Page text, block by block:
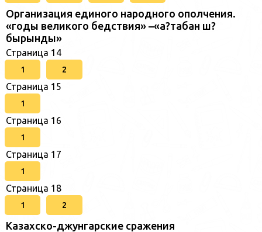
Организация единого народного ополчения.
«годы великого бедствия» –«а?табан ш?
бырынды»
Страница 14
1 2
Страница 15
1
Страница 16
1
Страница 17
1
Страница 18
1 2
Казахско-джунгарские сражения